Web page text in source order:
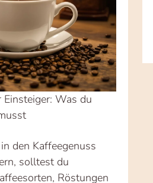
Was du
den Kaffeegenuss
solltest du
Röstungen